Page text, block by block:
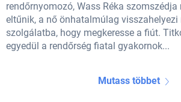
rendőrnyomozó, Wass Réka szomszédja
eltűnik, a nő önhatalmúlag visszahelyezi
szolgálatba, hogy megkeresse a fiút.
egyedül a rendőrség fiatal gyakornok...
Mutass többet